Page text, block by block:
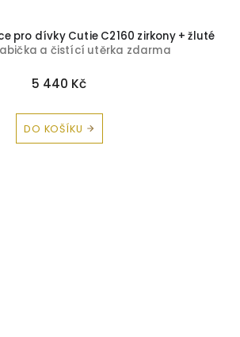
pro dívky Cutie C2160 zirkony + žluté
a čistící utěrka zdarma
5 440 Kč
DO KOŠÍKU